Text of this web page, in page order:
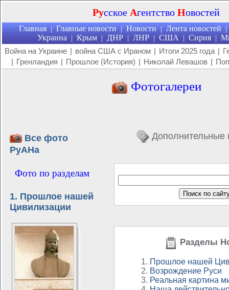
Русское Агентство Новостей
Главная | Главные новости | Новости | Лента новостей |
Украина | Крым | ДНР | ЛНР | США | Сирия |
Война на Украине | война США с Ираном | Итоги 2025 года |
| Гренландия | Прошлое (История) | Николай Левашов |
Фотогалереи
Все фото
РуАНа
Фото по разделам
1. Прошлое нашей
Цивилизации
Дополнительные
Разделы
Прошлое нашей
Возрождение Руси
Реальная картина